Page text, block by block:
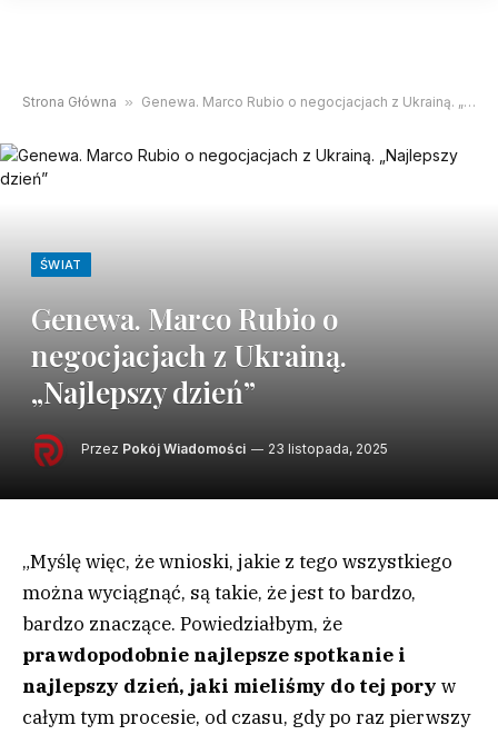
Strona Główna » Genewa. Marco Rubio o negocjacjach z Ukrainą. „Najlepszy dzień”
ŚWIAT
Genewa. Marco Rubio o
negocjacjach z Ukrainą.
„Najlepszy dzień”
Przez Pokój Wiadomości 23 listopada, 2025
„Myślę więc, że wnioski, jakie z tego wszystkiego
można wyciągnąć, są takie, że jest to bardzo,
bardzo znaczące. Powiedziałbym, że
prawdopodobnie najlepsze spotkanie i
najlepszy dzień, jaki mieliśmy do tej pory w
całym tym procesie, od czasu, gdy po raz pierwszy